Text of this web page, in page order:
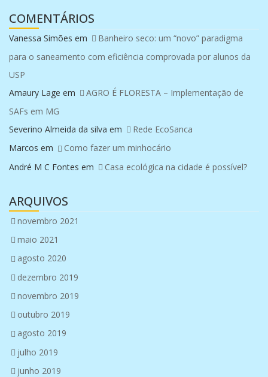
COMENTÁRIOS
Vanessa Simões em
Banheiro seco: um “novo” paradigma
para o saneamento com eficiência comprovada por alunos da
USP
Amaury Lage em
AGRO É FLORESTA – Implementação de
SAFs em MG
Severino Almeida da silva em
Rede EcoSanca
Marcos em
Como fazer um minhocário
André M C Fontes em Casa ecológica na cidade é possível?
ARQUIVOS
novembro 2021
maio 2021
agosto 2020
dezembro 2019
novembro 2019
outubro 2019
agosto 2019
julho 2019
junho 2019